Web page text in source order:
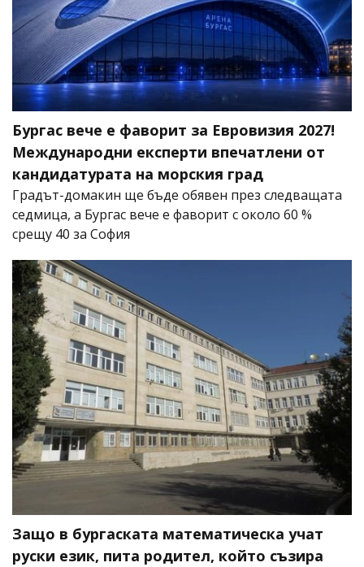
Бургас вече е фаворит за Евровизия 2027!
Международни експерти впечатлени от
кандидатурата на морския град
Градът-домакин ще бъде обявен през следващата
седмица, а Бургас вече е фаворит с около 60 %
срещу 40 за София
Защо в бургаската математическа учат
руски език, пита родител, който съзира